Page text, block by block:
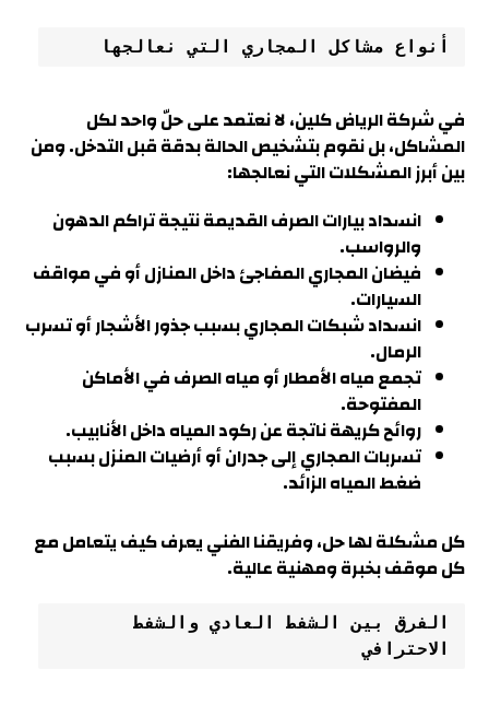
أنواع مشاكل المجاري التي نعالجها
في شركة الرياض كلين، لا نعتمد على حلّ واحد لكل
المشاكل، بل نقوم بتشخيص الحالة بدقة قبل التدخل. ومن
بين أبرز المشكلات التي نعالجها:
انسداد بيارات الصرف القديمة نتيجة تراكم الدهون
والرواسب.
فيضان المجاري المفاجئ داخل المنازل أو في مواقف
السيارات.
انسداد شبكات المجاري بسبب جذور الأشجار أو تسرب
الرمال.
تجمع مياه الأمطار أو مياه الصرف في الأماكن
المفتوحة.
روائح كريهة ناتجة عن ركود المياه داخل الأنابيب.
تسربات المجاري إلى جدران أو أرضيات المنزل بسبب
ضغط المياه الزائد.
كل مشكلة لها حل، وفريقنا الفني يعرف كيف يتعامل مع
كل موقف بخبرة ومهنية عالية.
الاحترافي